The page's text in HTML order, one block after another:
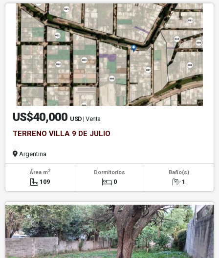
US$40,000 USD | Venta
TERRENO VILLA 9 DE JULIO
Argentina
Área m2
109
Dormitorios
0
Baño(s)
1